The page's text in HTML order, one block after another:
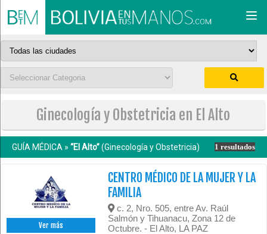
Ginecología y Obstetricia en El Alto
GUÍA MÉDICA » “El Alto”(Ginecología y Obstetricia) 1 resultados
Ver más
CENTRO MÉDICO DE LA MUJER Y LA
FAMILIA
c. 2, Nro. 505, entre Av. Raúl
Salmón y Tihuanacu, Zona 12 de
Octubre. - El Alto, LA PAZ